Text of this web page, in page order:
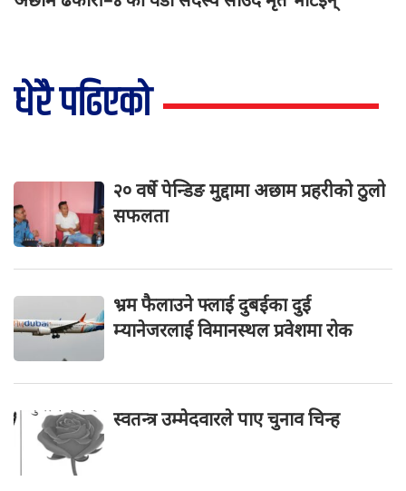
धेरै पढिएको
२० वर्षे पेन्डिङ मुद्दामा अछाम प्रहरीको ठुलो
सफलता
भ्रम फैलाउने फ्लाई दुबईका दुई
म्यानेजरलाई विमानस्थल प्रवेशमा रोक
स्वतन्त्र उम्मेदवारले पाए चुनाव चिन्ह